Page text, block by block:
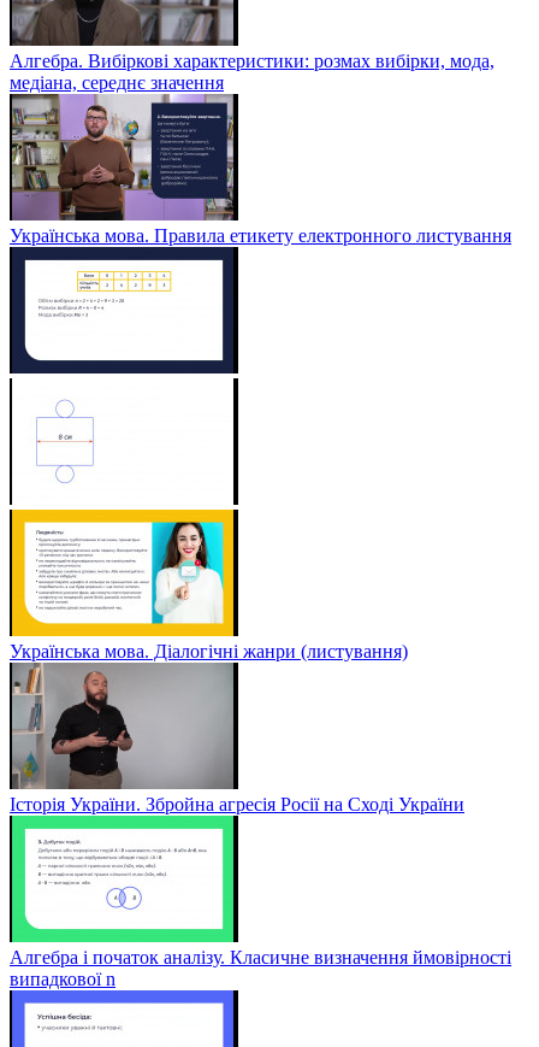
Алгебра. Вибіркові характеристики: розмах вибірки, мода,
медіана, середнє значення
Українська мова. Правила етикету електронного листування
Українська мова. Діалогічні жанри (листування)
Історія України. Збройна агресія Росії на Сході України
Алгебра і початок аналізу. Класичне визначення ймовірності
випадкової n